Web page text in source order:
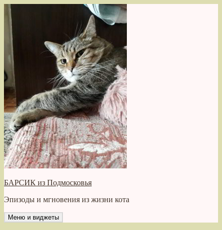
Перейти
содержимому
БАРСИК из Подмосковья
Эпизоды и мгновения из жизни кота
Меню и виджеты